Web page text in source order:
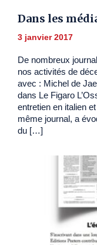
Dans les
3 janvier 2017
De nombreux
nos activités de
avec : Michel de
dans Le Figaro
entretien en italien
même journal, a
du […]